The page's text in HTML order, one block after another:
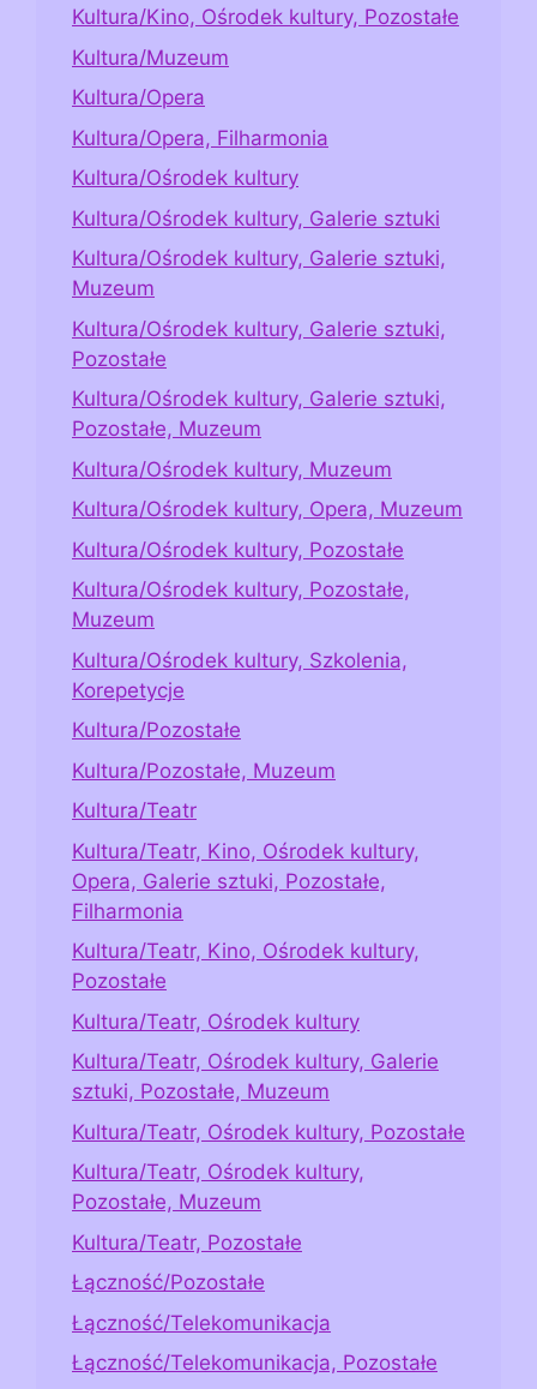
Kultura/Kino, Ośrodek kultury, Pozostałe
Kultura/Muzeum
Kultura/Opera
Kultura/Opera, Filharmonia
Kultura/Ośrodek kultury
Kultura/Ośrodek kultury, Galerie sztuki
Kultura/Ośrodek kultury, Galerie sztuki,
Muzeum
Kultura/Ośrodek kultury, Galerie sztuki,
Pozostałe
Kultura/Ośrodek kultury, Galerie sztuki,
Pozostałe, Muzeum
Kultura/Ośrodek kultury, Muzeum
Kultura/Ośrodek kultury, Opera, Muzeum
Kultura/Ośrodek kultury, Pozostałe
Kultura/Ośrodek kultury, Pozostałe,
Muzeum
Kultura/Ośrodek kultury, Szkolenia,
Korepetycje
Kultura/Pozostałe
Kultura/Pozostałe, Muzeum
Kultura/Teatr
Kultura/Teatr, Kino, Ośrodek kultury,
Opera, Galerie sztuki, Pozostałe,
Filharmonia
Kultura/Teatr, Kino, Ośrodek kultury,
Pozostałe
Kultura/Teatr, Ośrodek kultury
Kultura/Teatr, Ośrodek kultury, Galerie
sztuki, Pozostałe, Muzeum
Kultura/Teatr, Ośrodek kultury, Pozostałe
Kultura/Teatr, Ośrodek kultury,
Pozostałe, Muzeum
Kultura/Teatr, Pozostałe
Łączność/Pozostałe
Łączność/Telekomunikacja
Łączność/Telekomunikacja, Pozostałe